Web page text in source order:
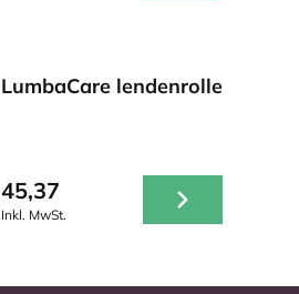
LumbaCare lendenrolle
45,37
Inkl. MwSt.